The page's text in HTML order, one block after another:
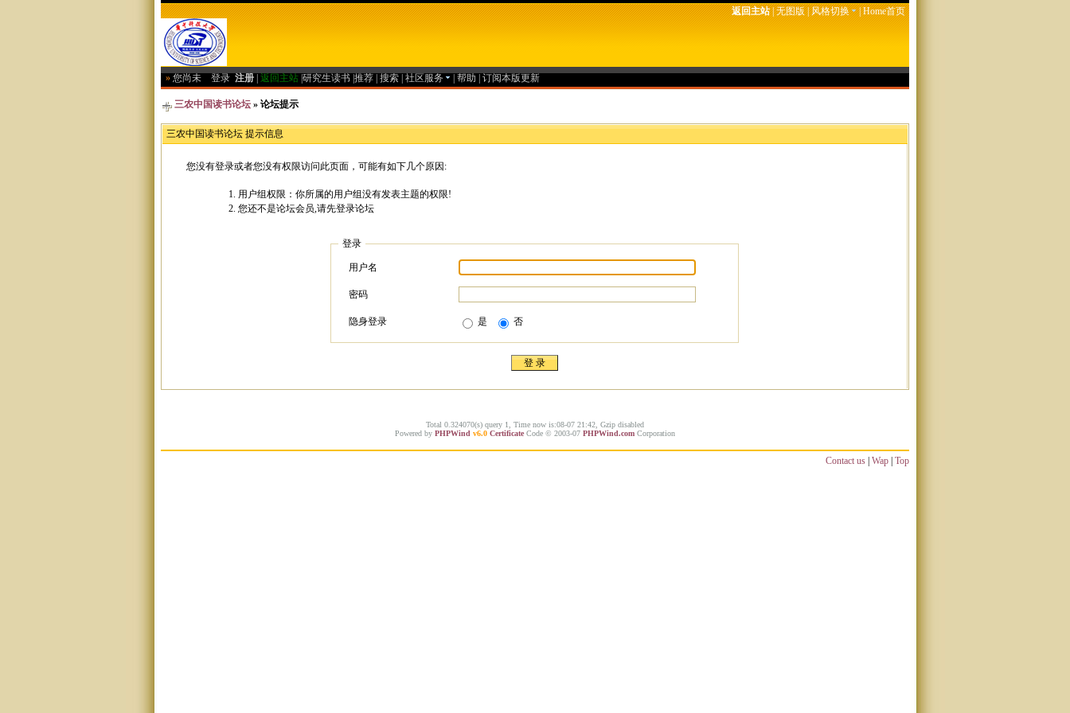
返回主站|无图版|风格切换 |Home首页
» 您尚未 登录 注册 返回主站 研究生读书 推荐 搜索 社区服务 帮助 订阅本版更新
三农中国读书论坛 » 论坛提示
三农中国读书论坛 提示信息
您没有登录或者您没有权限访问此页面，可能有如下几个原因:
用户组权限：你所属的用户组没有发表主题的权限!
您还不是论坛会员,请先登录论坛
登录
用户名
密码
隐身登录 是 否
Total 0.324070(s) query 1, Time now is:08-07 21:42, Gzip disabled
Powered by PHPWind v6.0 Certificate Code © 2003-07 PHPWind.com Corporation
Contact us | Wap | Top